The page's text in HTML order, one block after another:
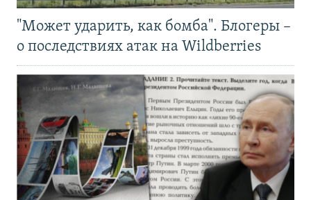
"Может ударить, как бомба". Блогеры –
о последствиях атак на Wildberries